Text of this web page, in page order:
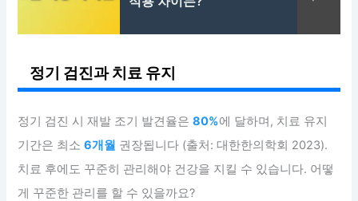
정기 검진과 치료 유지
정기 검진 시 재발 조기 발견율은80%에 달하며, 치료 유지
기간은 최소6개월 권장됩니다 (출처: 대한한의학회 2023).
치료 후에도 꾸준히 관리해야 건강을 지킬 수 있습니다. 어떻
게 꾸준한 관리를 할 수 있을까요?